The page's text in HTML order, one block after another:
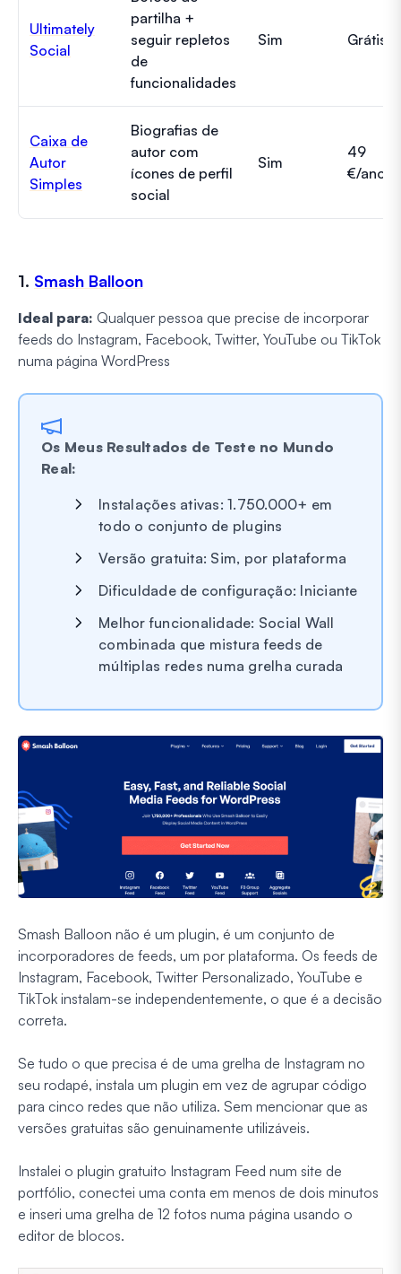
Ultimately
Social
partilha +
seguir repletos
de
funcionalidades
Sim Grátis
Caixa de
Autor
Simples
Biografias de
autor com
ícones de perfil
social
Sim
49
€/ano
1. Smash Balloon
Ideal para: Qualquer pessoa que precise de incorporar
feeds do Instagram, Facebook, Twitter, YouTube ou TikTok
numa página WordPress
Os Meus Resultados de Teste no Mundo
Real:
Instalações ativas: 1.750.000+ em
todo o conjunto de plugins
Versão gratuita: Sim, por plataforma
Dificuldade de configuração: Iniciante
Melhor funcionalidade: Social Wall
combinada que mistura feeds de
múltiplas redes numa grelha curada
Smash Balloon não é um plugin, é um conjunto de
incorporadores de feeds, um por plataforma. Os feeds de
Instagram, Facebook, Twitter Personalizado, YouTube e
TikTok instalam-se independentemente, o que é a decisão
correta.
Se tudo o que precisa é de uma grelha de Instagram no
seu rodapé, instala um plugin em vez de agrupar código
para cinco redes que não utiliza. Sem mencionar que as
versões gratuitas são genuinamente utilizáveis.
Instalei o plugin gratuito Instagram Feed num site de
portfólio, conectei uma conta em menos de dois minutos
e inseri uma grelha de 12 fotos numa página usando o
editor de blocos.